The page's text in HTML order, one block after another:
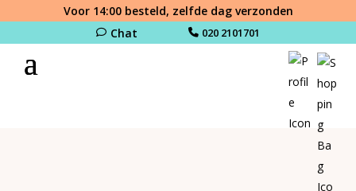
Voor 14:00 besteld, zelfde dag verzonden
Chat
020 2101701